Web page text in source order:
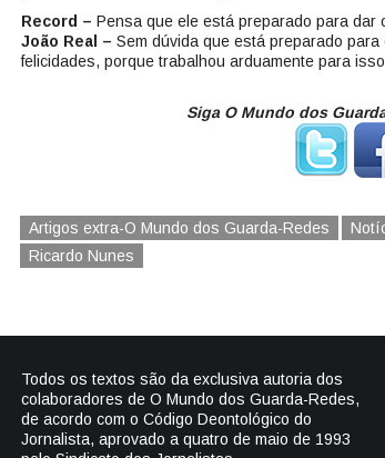
Record – Pensa que ele está preparado para dar
João Real – Sem dúvida que está preparado
felicidades, porque trabalhou arduamente para
Siga O Mundo dos
Artigos extra-O Mundo dos Guarda-Redes
Ricardo Nunes
Todos os textos são da exclusiva autoria dos
colaboradores de O Mundo dos Guarda-Redes,
de acordo com o Código Deontológico do
Jornalista, aprovado a quatro de maio de 1993